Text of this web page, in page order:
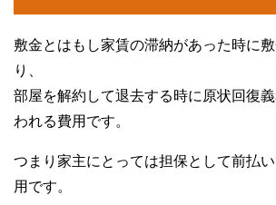
敷金とはもし家賃の滞納があった時に
り、
部屋を解約して退去する時に原状回復
われる費用です。
つまり家主にとっては担保として前払
用です。